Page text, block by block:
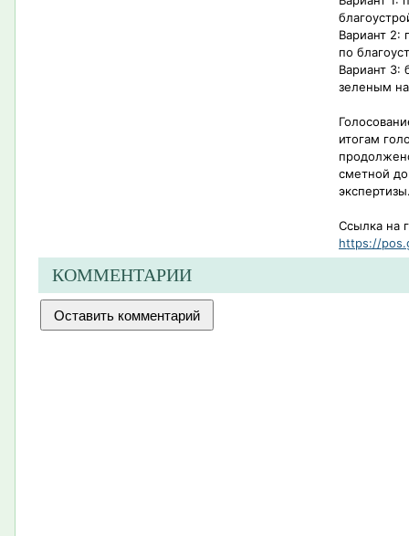
Вариант 2:
по
Вариант 3:
зеленым
итогам
сметной
Ссылка на
https://
КОММЕНТАРИИ